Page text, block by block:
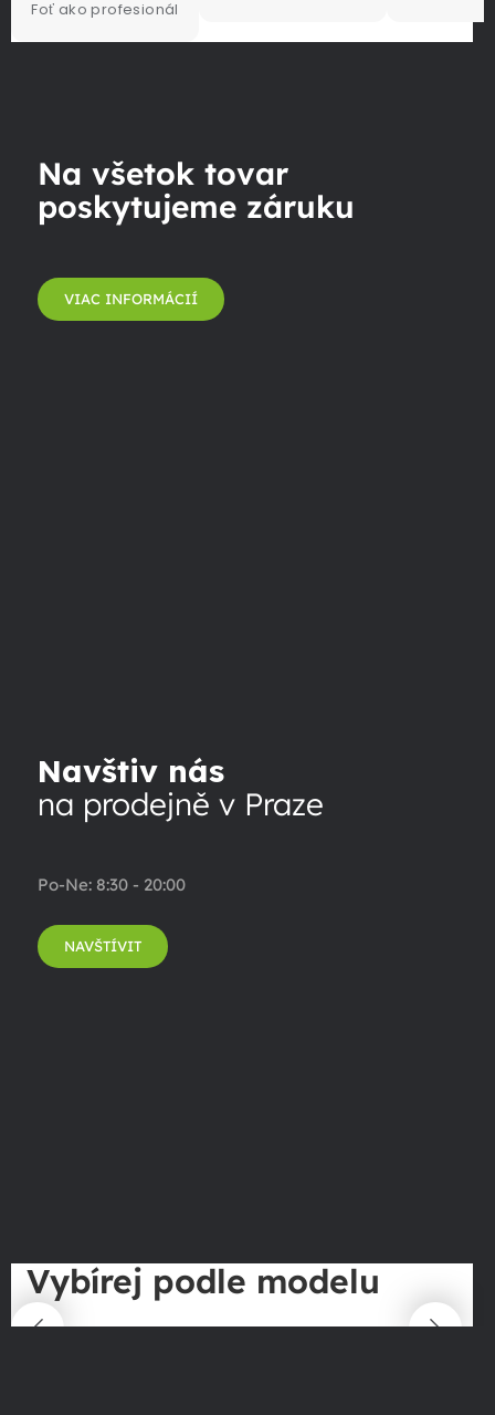
Foť ako profesionál
Na všetok tovar
poskytujeme záruku
VIAC INFORMÁCIÍ
Navštiv nás
na prodejně v Praze
Po-Ne: 8:30 - 20:00
NAVŠTÍVIT
Vybírej podle modelu